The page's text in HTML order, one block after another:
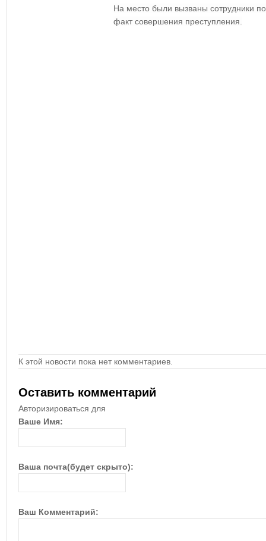
На место были вызваны сотрудники
факт совершения преступления.
К этой новости пока нет комментариев.
Оставить комментарий
Авторизироваться для
Ваше Имя:
Ваша почта(будет скрыто):
Ваш Комментарий: